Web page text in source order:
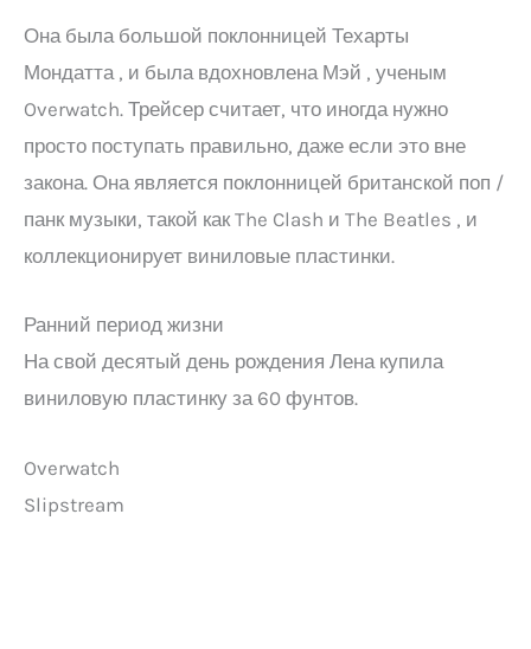
Она была большой поклонницей Техарты
Мондатта , и была вдохновлена Мэй , ученым
Overwatch. Трейсер считает, что иногда нужно
просто поступать правильно, даже если это вне
закона. Она является поклонницей британской поп /
панк музыки, такой как The Clash и The Beatles , и
коллекционирует виниловые пластинки.
Ранний период жизни
На свой десятый день рождения Лена купила
виниловую пластинку за 60 фунтов.
Overwatch
Slipstream